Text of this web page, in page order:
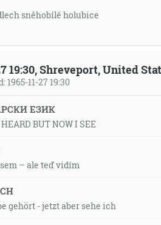
sněhobílé holubice
19:30, Shreveport, United
1965-11-27 19:30
ЕЗИК
BUT NOW I SEE
– ale teď vidím
gehört - jetzt aber sehe ich